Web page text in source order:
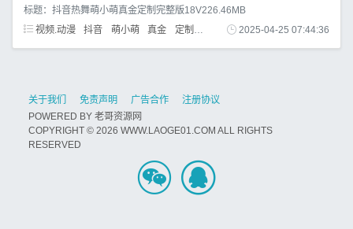
标题：抖音热舞萌小萌真金定制完整版18V226.46MB
视频.动漫
抖音 萌小萌 真金 定制 2025-04-25 07:44:36
关于我们 免责声明 广告合作
注册协议
POWERED BY 老哥资源网
COPYRIGHT © 2026 WWW.LAOGE01.COM ALL RIGHTS
RESERVED